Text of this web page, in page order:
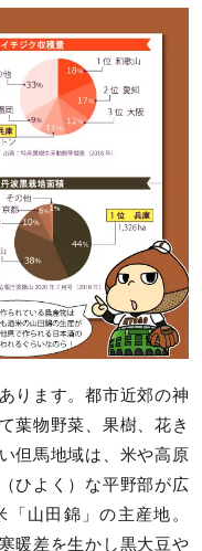
ります。都市近郊の神
葉物野菜、果樹、花き
但馬地域は、米や高原
ひよく）な平野部が広
山田錦」の主産地。
暖差を生かし黒大豆や